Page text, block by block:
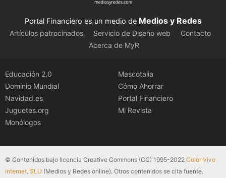
Portal Financiero es un medio de Medios y Redes
Artículos patrocinados Servicio de Diseño web
Contacto
Acerca de MyR
Educación 2.0
Dominio Mundial
Navidad.es
Juguetes.org
Monólogos
Mascotalia
Cómo Ahorrar
Portal Financiero
Mi Revista
© Contenidos bajo licencia Creative Commons (CC) 1995-2022 Color Vivo
Internet, SLU (Medios y Redes online). Otros contenidos se cita fuente.